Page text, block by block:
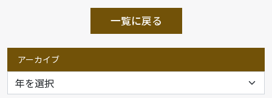
一覧に戻る
アーカイブ